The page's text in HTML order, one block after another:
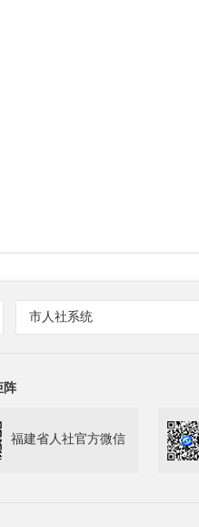
市人社系统
阵
福建省人社官方微信